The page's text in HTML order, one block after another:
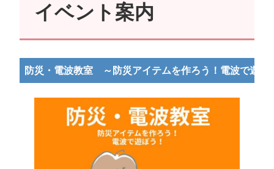
イベント案内
防災・電波教室 ～防災アイテムを作ろう！電波で遊ぼ